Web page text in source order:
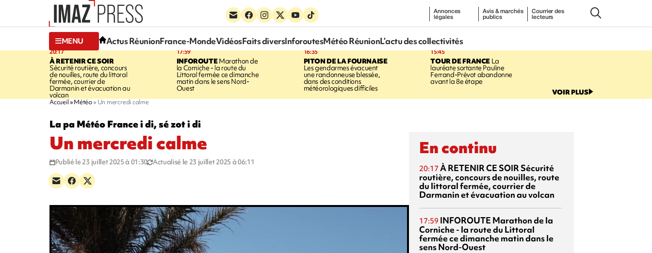
Annonces
légales
Avis & marchés
publics
Courrier des
lecteurs
MENU Actus RéunionFrance-MondeVidéosFaits diversInforoutesMétéo RéunionL’actu des collectivités
20:17
À RETENIR CE SOIR
Sécurité routière, concours
de nouilles, route du littoral
fermée, courrier de
Darmanin et évacuation au
volcan
17:59
INFOROUTEMarathon de
la Corniche - la route du
Littoral fermée ce dimanche
matin dans le sens Nord-
Ouest
16:35
PITON DE LA FOURNAISE
Les gendarmes évacuent
une randonneuse blessée,
dans des conditions
météorologiques difficiles
15:45
TOUR DE FRANCELa
lauréate sortante Pauline
Ferrand-Prévot abandonne
avant la 8e étape
VOIR PLUS
Accueil Météo Un mercredi calme
La pa Météo France i di, sé zot i di
Un mercredi calme
Publié le 23 juillet 2025 à 01:30 Actualisé le 23 juillet 2025 à 06:11
En continu
20:17 À RETENIR CE SOIR Sécurité
routière, concours de nouilles, route
du littoral fermée, courrier de
Darmanin et évacuation au volcan
17:59 INFOROUTE Marathon de la
Corniche - la route du Littoral
fermée ce dimanche matin dans le
sens Nord-Ouest